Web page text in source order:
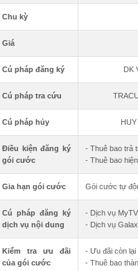
Chu kỳ
Giá
Cú pháp đăng ký DK
Cú pháp tra cứu
Cú pháp hủy
Điều kiện đăng ký
gói cước
- Thuê bao trả
- Thuê bao
Gia hạn gói cước Gói cước tự
Cú pháp đăng ký
dịch vụ nội dung
- Dịch vụ
- Dịch vụ
Kiểm tra ưu đãi
của gói cước
- Ưu đãi còn
- Thuê bao